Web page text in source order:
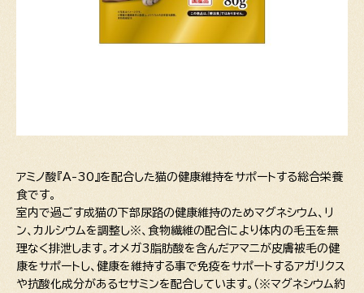
アミノ酸『A-30』を配合した猫の健康維持をサポートする総合栄養
食です。
室内で過ごす成猫の下部尿路の健康維持のためマグネシウム、リ
ン、カルシウムを調整し※、食物繊維の配合により体内の毛玉を無
理なく排泄します。オメガ3脂肪酸を含んだアマニが皮膚被毛の健
康をサポートし、健康を維持する事で免疫をサポートするアガリクス
や抗酸化成分があるセサミンを配合しています。（※マグネシウム約